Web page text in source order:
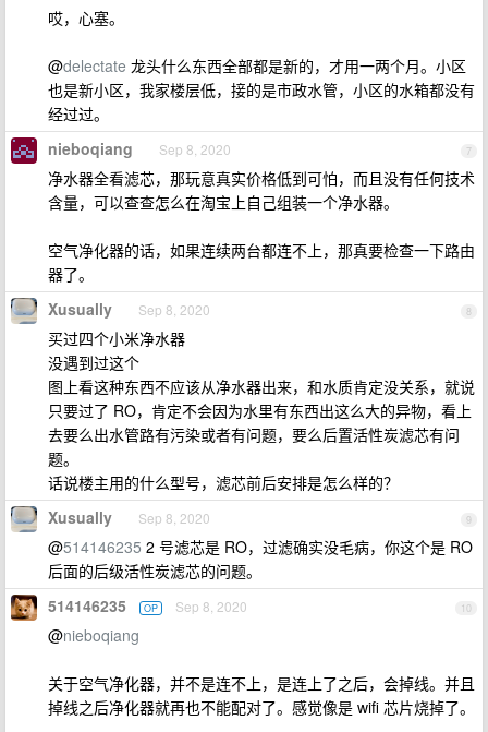
哎，心塞。
@delectate 龙头什么东西全部都是新的，才用一两个月。小区
也是新小区，我家楼层低，接的是市政水管，小区的水箱都没有
经过过。
7
nieboqiang Sep 8, 2020
净水器全看滤芯，那玩意真实价格低到可怕，而且没有任何技术
含量，可以查查怎么在淘宝上自己组装一个净水器。
空气净化器的话，如果连续两台都连不上，那真要检查一下路由
器了。
8
Xusually Sep 8, 2020
买过四个小米净水器
没遇到过这个
图上看这种东西不应该从净水器出来，和水质肯定没关系，就说
只要过了 RO，肯定不会因为水里有东西出这么大的异物，看上
去要么出水管路有污染或者有问题，要么后置活性炭滤芯有问
题。
话说楼主用的什么型号，滤芯前后安排是怎么样的？
9
Xusually Sep 8, 2020
@514146235 2 号滤芯是 RO，过滤确实没毛病，你这个是 RO
后面的后级活性炭滤芯的问题。
10
514146235 OP Sep 8, 2020
@nieboqiang
关于空气净化器，并不是连不上，是连上了之后，会掉线。并且
掉线之后净化器就再也不能配对了。感觉像是 wifi 芯片烧掉了。